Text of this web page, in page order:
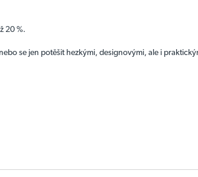
20 %.
se jen potěšit hezkými, designovými, ale i